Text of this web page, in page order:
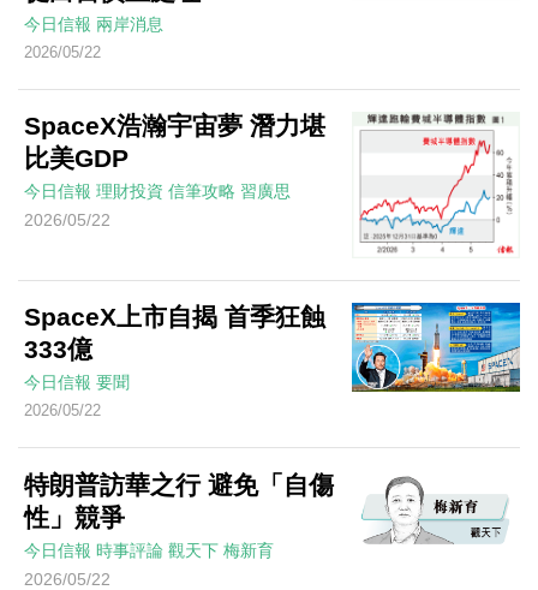
今日信報 兩岸消息
2026/05/22
SpaceX浩瀚宇宙夢 潛力堪
比美GDP
今日信報 理財投資 信筆攻略 習廣思
2026/05/22
SpaceX上市自揭 首季狂蝕
333億
今日信報 要聞
2026/05/22
特朗普訪華之行 避免「自傷
性」競爭
今日信報 時事評論 觀天下 梅新育
2026/05/22